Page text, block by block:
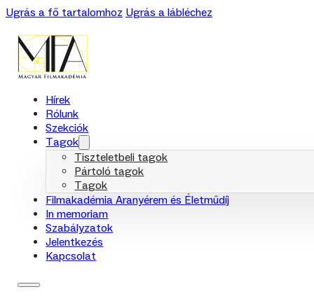
Ugrás a fő tartalomhoz Ugrás a lábléchez
Hírek
Rólunk
Szekciók
Tagok
Tiszteletbeli tagok
Pártoló tagok
Tagok
Filmakadémia Aranyérem és Életműdíj
In memoriam
Szabályzatok
Jelentkezés
Kapcsolat